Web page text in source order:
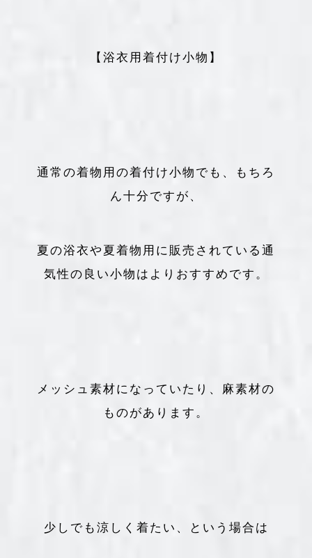
【浴衣用着付け小物】
通常の着物用の着付け小物でも、もちろ
ん十分ですが、
夏の浴衣や夏着物用に販売されている通
気性の良い小物はよりおすすめです。
メッシュ素材になっていたり、麻素材の
ものがあります。
少しでも涼しく着たい、という場合は